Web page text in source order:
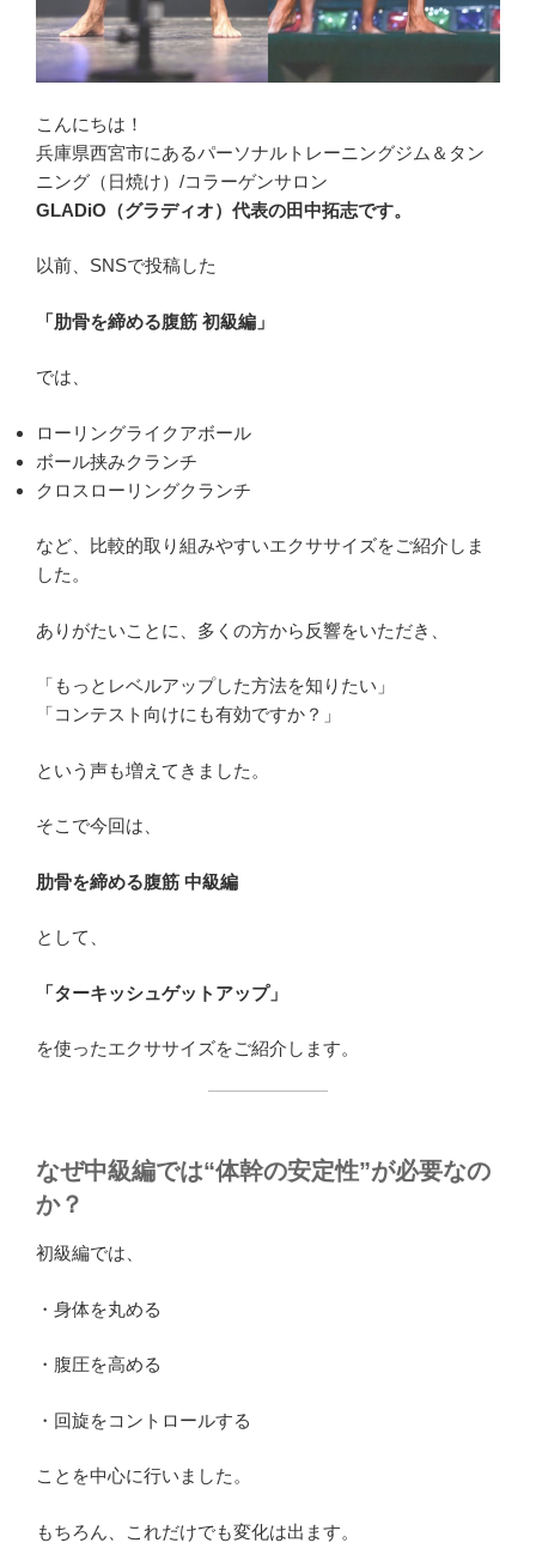
こんにちは！
兵庫県西宮市にあるパーソナルトレーニングジム＆タン
ニング（日焼け）/コラーゲンサロン
GLADiO（グラディオ）代表の田中拓志です。
以前、SNSで投稿した
「肋骨を締める腹筋 初級編」
では、
ローリングライクアボール
ボール挟みクランチ
クロスローリングクランチ
など、比較的取り組みやすいエクササイズをご紹介しま
した。
ありがたいことに、多くの方から反響をいただき、
「もっとレベルアップした方法を知りたい」
「コンテスト向けにも有効ですか？」
という声も増えてきました。
そこで今回は、
肋骨を締める腹筋 中級編
として、
「ターキッシュゲットアップ」
を使ったエクササイズをご紹介します。
なぜ中級編では“体幹の安定性”が必要なの
か？
初級編では、
・身体を丸める
・腹圧を高める
・回旋をコントロールする
ことを中心に行いました。
もちろん、これだけでも変化は出ます。